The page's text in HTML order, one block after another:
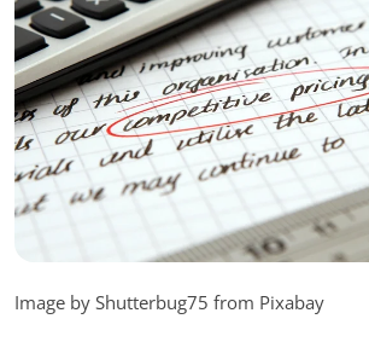
Image by Shutterbug75 from Pixabay